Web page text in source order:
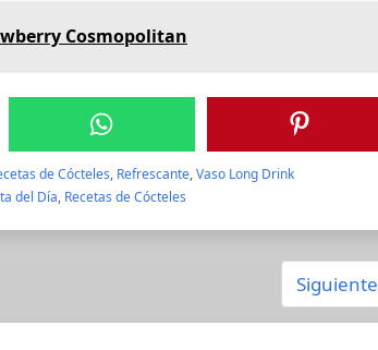
Cosmopolitan
de Cócteles, Refrescante,Vaso Long Drink
del Día, Recetas de Cócteles
Siguiente